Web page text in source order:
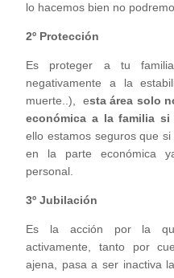
lo hacemos bien no
2º Protección
Es proteger a tu
negativamente a la
muerte..), esta área solo
económica a la familia
ello estamos seguros que
en la parte económica
personal.
3º Jubilación
Es la acción por la
activamente, tanto por
ajena, pasa a ser inactiva